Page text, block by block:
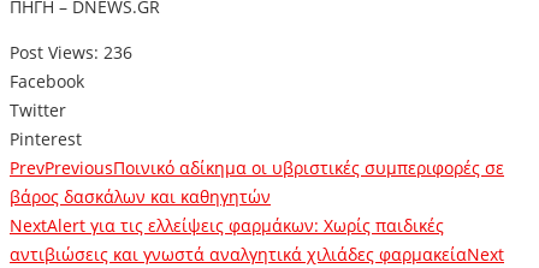
ΠΗΓΗ – DNEWS.GR
Post Views: 236
Facebook
Twitter
Pinterest
PrevPreviousΠοινικό αδίκημα οι υβριστικές συμπεριφορές σε
βάρος δασκάλων και καθηγητών
NextAlert για τις ελλείψεις φαρμάκων: Χωρίς παιδικές
αντιβιώσεις και γνωστά αναλγητικά χιλιάδες φαρμακείαNext